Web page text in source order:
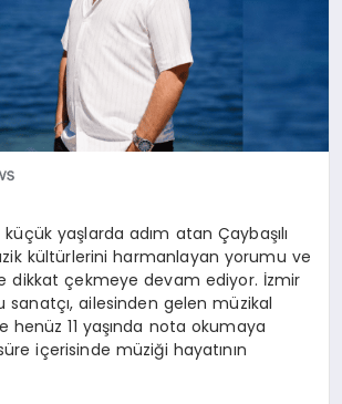
küçük yaşlarda adım atanÇaybaşılı
kültürlerini harmanlayan yorumu ve
dikkat çekmeye devam ediyor. İzmir
sanatçı, ailesinden gelen müzikal
henüz 11 yaşında nota okumaya
içerisinde müziği hayatının